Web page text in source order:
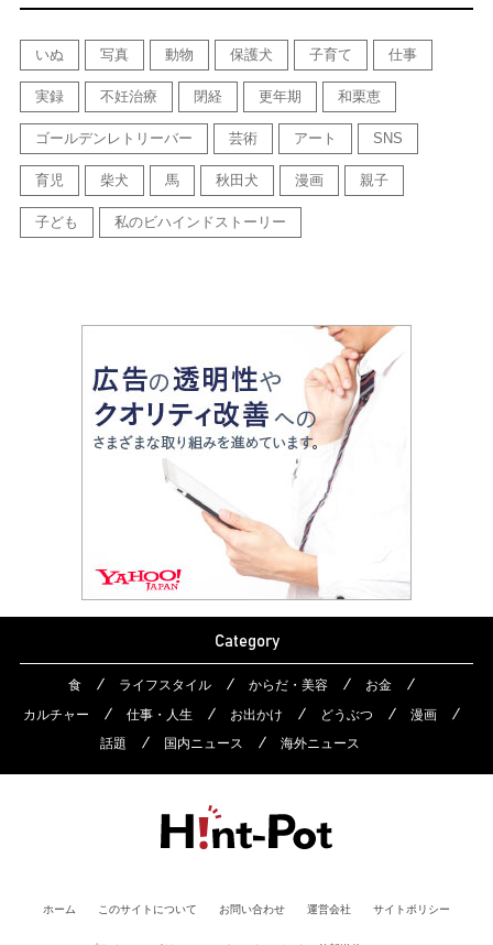
いぬ 写真 動物 保護犬 子育て 仕事
実録 不妊治療 閉経 更年期 和栗恵
ゴールデンレトリーバー 芸術 アート SNS
育児 柴犬 馬 秋田犬 漫画 親子
子ども 私のビハインドストーリー
Category
食 ライフスタイル からだ・美容
お金
カルチャー
仕事・人生 お出かけ どうぶつ
漫画
話題
国内ニュース 海外ニュース
ホーム このサイトについて お問い合わせ 運営会社 サイトポリシー